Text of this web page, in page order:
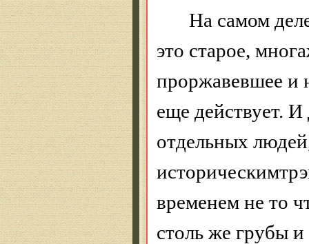
На самом
это старое,
проржавевшее и
еще действует.
отдельных
временем не то
столь же грубы